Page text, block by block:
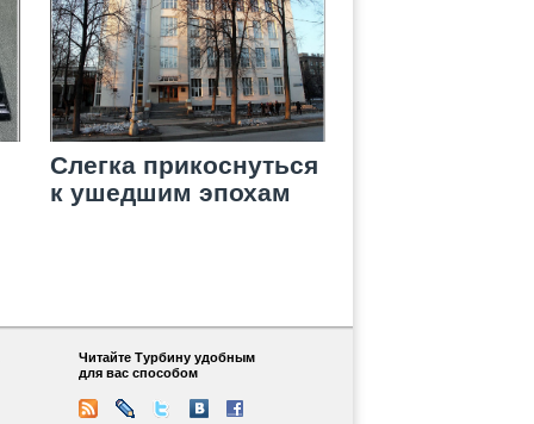
Слегка прикоснуться
к ушедшим эпохам
Читайте Турбину удобным
для вас способом